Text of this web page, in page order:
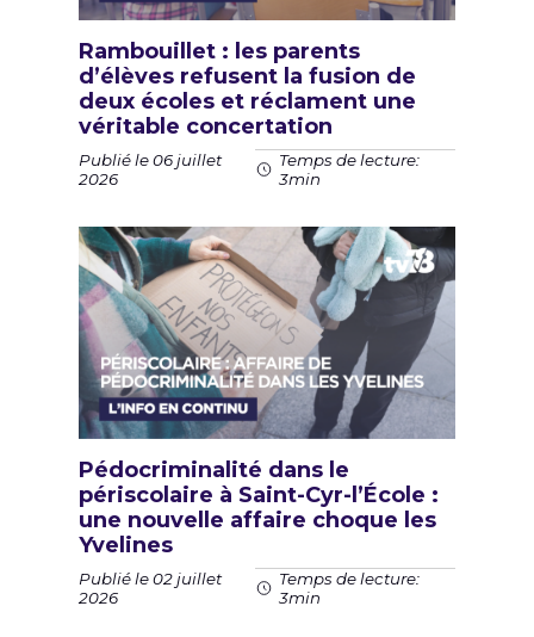
Rambouillet : les parents
d’élèves refusent la fusion de
deux écoles et réclament une
véritable concertation
Publié le 06 juillet
2026
Temps de lecture:
3min
Pédocriminalité dans le
périscolaire à Saint-Cyr-l’École :
une nouvelle affaire choque les
Yvelines
Publié le 02 juillet
2026
Temps de lecture:
3min